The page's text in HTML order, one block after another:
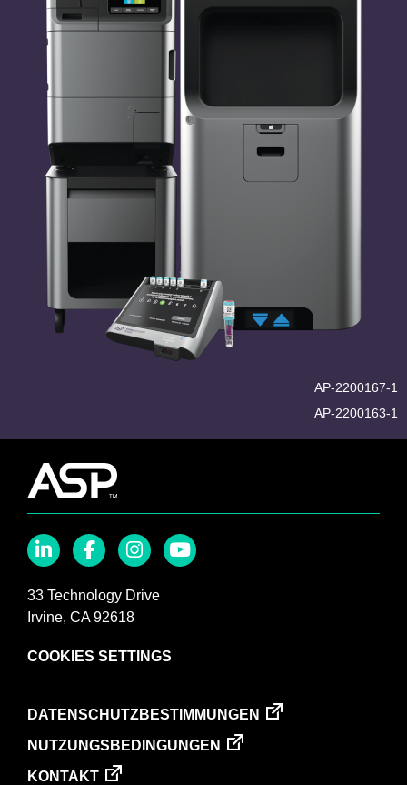
AP-2200167-1
AP-2200163-1
33 Technology Drive
Irvine, CA 92618
COOKIES SETTINGS
Footer
menu
DATENSCHUTZBESTIMMUNGEN
NUTZUNGSBEDINGUNGEN
KONTAKT